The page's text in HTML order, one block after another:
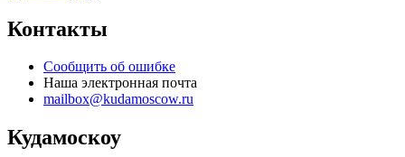
Контакты
Сообщить об ошибке
Наша электронная почта
mailbox@kudamoscow.ru
Кудамоскоу